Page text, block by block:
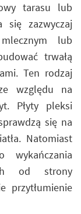
tarasu lub
się zazwyczaj
lub
trwałą
Ten rodzaj
względu na
Płyty pleksi
się na
Natomiast
od strony
przytłumienie